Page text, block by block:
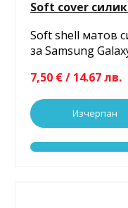
Soft cover
Soft shell матов
за Samsung
7,50 € / 14.67 лв.
Изчерпан